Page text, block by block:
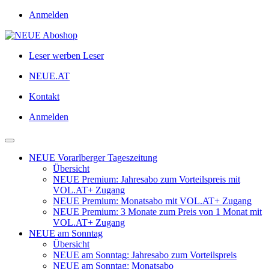
Anmelden
Leser werben Leser
NEUE.AT
Kontakt
Anmelden
NEUE Vorarlberger Tageszeitung
Übersicht
NEUE Premium: Jahresabo zum Vorteilspreis mit
VOL.AT+ Zugang
NEUE Premium: Monatsabo mit VOL.AT+ Zugang
NEUE Premium: 3 Monate zum Preis von 1 Monat mit
VOL.AT+ Zugang
NEUE am Sonntag
Übersicht
NEUE am Sonntag: Jahresabo zum Vorteilspreis
NEUE am Sonntag: Monatsabo